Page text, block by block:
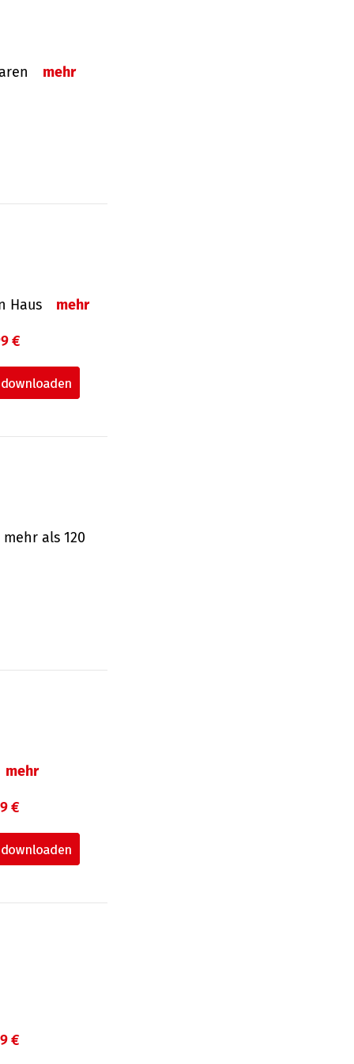
mehr
Haus mehr
€
als 120
mehr
€
€